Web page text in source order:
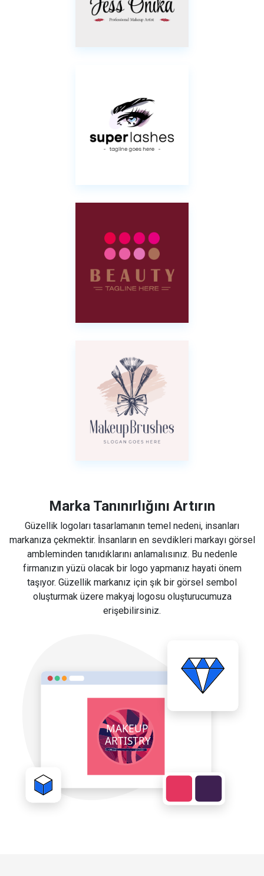
Marka Tanınırlığını Artırın
Güzellik logoları tasarlamanın temel nedeni, insanları
markanıza çekmektir. İnsanların en sevdikleri markayı görsel
ambleminden tanıdıklarını anlamalısınız. Bu nedenle
firmanızın yüzü olacak bir logo yapmanız hayati önem
taşıyor. Güzellik markanız için şık bir görsel sembol
oluşturmak üzere makyaj logosu oluşturucumuza
erişebilirsiniz.